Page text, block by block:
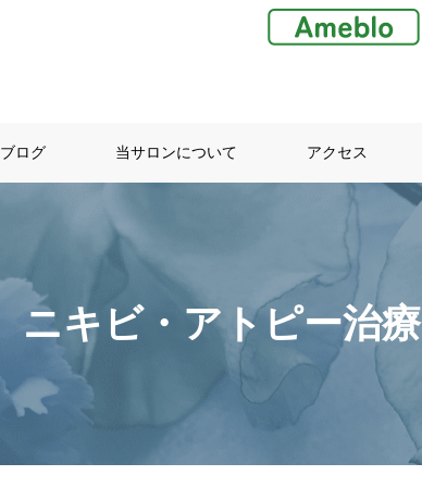
ブログ 当サロンについて アクセス
ニキビ・アトピー治療